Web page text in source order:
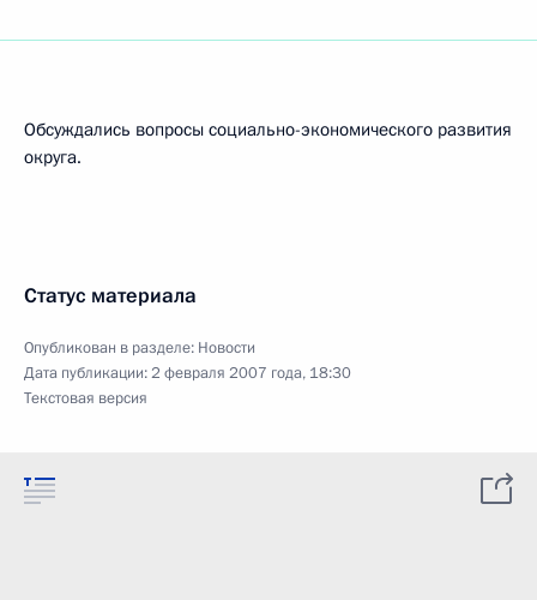
Обсуждались вопросы социально-экономического развития
округа.
Статус материала
Опубликован в разделе: Новости
Дата публикации:2 февраля 2007 года, 18:30
Текстовая версия